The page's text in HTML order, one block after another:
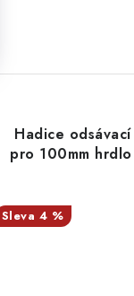
Hadice
pro 100mm
4 %